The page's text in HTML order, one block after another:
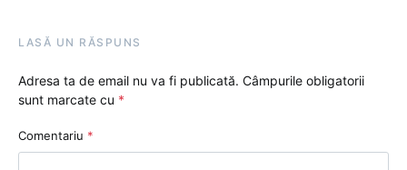
LASĂ UN RĂSPUNS
Adresa ta de email nu va fi publicată. Câmpurile obligatorii
sunt marcate cu *
Comentariu *